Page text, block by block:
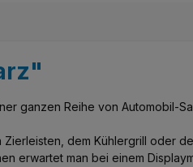
ganzen Reihe von Automobil-
dem Kühlergrill oder
erwartet man bei einem